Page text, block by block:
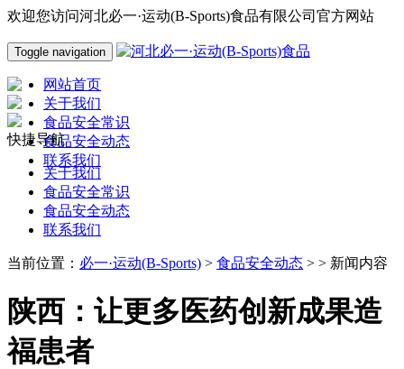
欢迎您访问河北必一·运动(B-Sports)食品有限公司官方网站
Toggle navigation
网站首页
关于我们
食品安全常识
食品安全动态
联系我们
快捷导航
关于我们
食品安全常识
食品安全动态
联系我们
当前位置： 必一·运动(B-Sports) > 食品安全动态 > > 新闻内容
陕西：让更多医药创新成果造
福患者